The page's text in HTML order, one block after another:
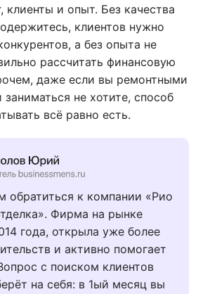
клиенты и опыт. Без качества
клиентов нужно
а без опыта не
рассчитать финансовую
даже если вы ремонтными
не хотите, способ
всё равно есть.
обратиться к компании «Рио
Фирма на рынке
года, открыла уже более
и активно помогает
с поиском клиентов
на себя: в 1ый месяц вы